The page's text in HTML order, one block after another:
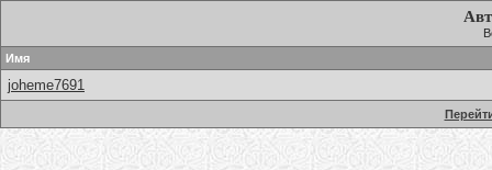
Имя
joheme7691